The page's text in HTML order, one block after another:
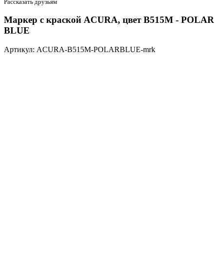
Рассказать друзьям
Маркер с краской ACURA, цвет B515M - POLAR
BLUE
Артикул: ACURA-B515M-POLARBLUE-mrk